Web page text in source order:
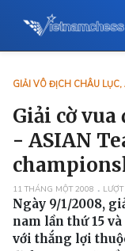
GIẢI VÔ ĐỊCH CHÂU LỤC,
Giải cờ vua
- ASIAN
11 THÁNG MỘT 2008
Ngày 9/1/2008,
nam lần thứ 15
với thắng lợi